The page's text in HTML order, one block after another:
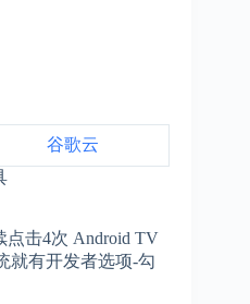
谷歌云
点击4次 Android TV
就有开发者选项-勾